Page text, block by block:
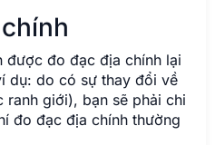
được đo đạc địa chính lại
dụ: do có sự thay đổi về
giới), bạn sẽ phải chi
đo đạc địa chính thường